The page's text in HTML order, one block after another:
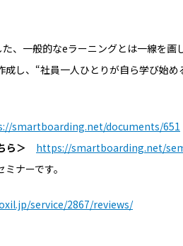
⼀般的なeラーニングとは⼀線を画
し、“社員⼀⼈ひとりが⾃ら学び始め
smartboarding.net/documents/651
ら＞ https://smartboarding.net/
ナーです。
service/2867/reviews/